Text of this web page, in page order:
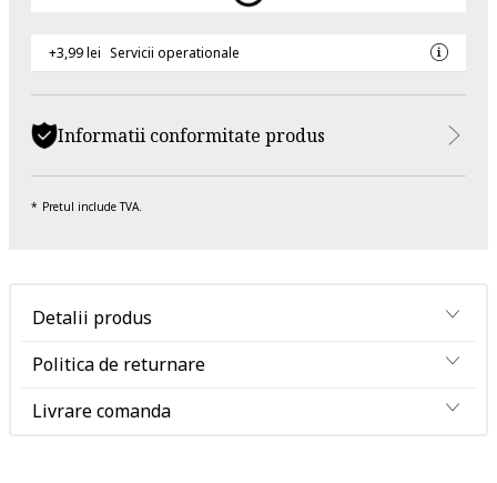
+3,99 lei Servicii operationale
Informatii conformitate produs
Pretul include TVA.
Detalii produs
Politica de returnare
Livrare comanda